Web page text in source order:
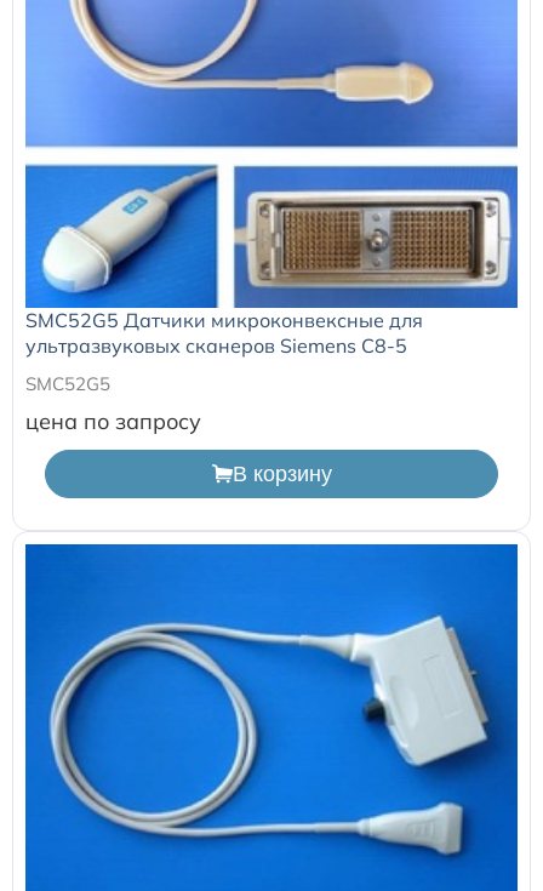
SMC52G5 Датчики микроконвексные для
ультразвуковых сканеров Siemens C8-5
SMC52G5
цена по запросу
В корзину